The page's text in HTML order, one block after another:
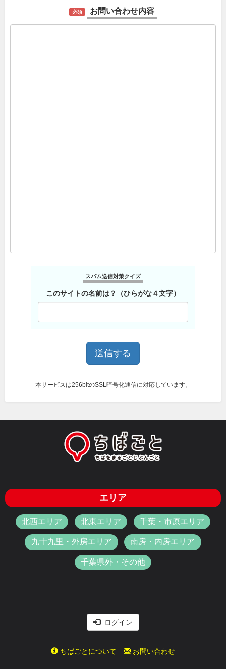
必須 お問い合わせ内容
スパム送信対策クイズ
このサイトの名前は？（ひらがな４文字）
本サービスは256bitのSSL暗号化通信に対応しています。
エリア
北西エリア 北東エリア 千葉・市原エリア
九十九里・外房エリア 南房・内房エリア
千葉県外・その他
ログイン
ちばごとについて お問い合わせ